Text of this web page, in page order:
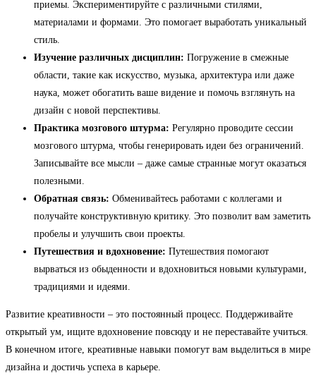
приемы. Экспериментируйте с различными стилями,
материалами и формами. Это помогает выработать уникальный
стиль.
Изучение различных дисциплин: Погружение в смежные
области, такие как искусство, музыка, архитектура или даже
наука, может обогатить ваше видение и помочь взглянуть на
дизайн с новой перспективы.
Практика мозгового штурма: Регулярно проводите сессии
мозгового штурма, чтобы генерировать идеи без ограничений.
Записывайте все мысли – даже самые странные могут оказаться
полезными.
Обратная связь: Обменивайтесь работами с коллегами и
получайте конструктивную критику. Это позволит вам заметить
пробелы и улучшить свои проекты.
Путешествия и вдохновение: Путешествия помогают
вырваться из обыденности и вдохновиться новыми культурами,
традициями и идеями.
Развитие креативности – это постоянный процесс. Поддерживайте
открытый ум, ищите вдохновение повсюду и не переставайте учиться.
В конечном итоге, креативные навыки помогут вам выделиться в мире
дизайна и достичь успеха в карьере.